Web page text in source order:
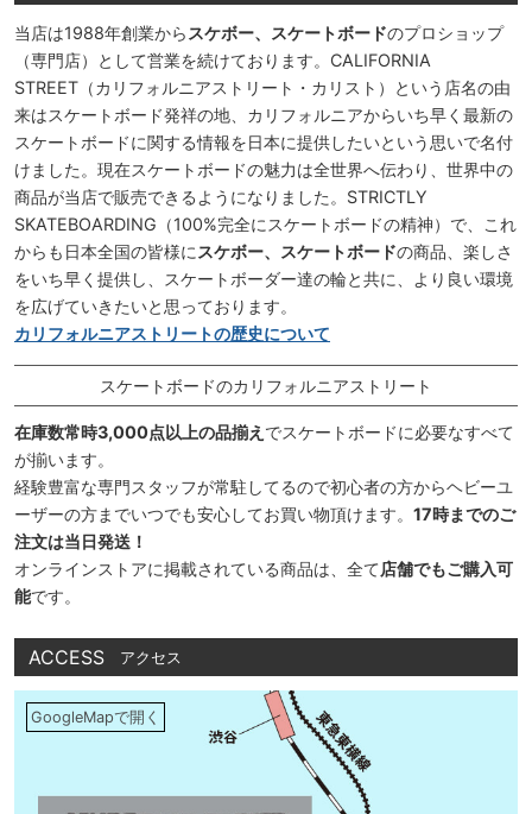
当店は1988年創業から スケボー、スケートボードのプロショップ
（専門店）として営業を続けております。CALIFORNIA
STREET（カリフォルニアストリート・カリスト）という店名の由
来はスケートボード発祥の地、カリフォルニアからいち早く最新の
スケートボードに関する情報を日本に提供したいという思いで名付
けました。現在スケートボードの魅力は全世界へ伝わり、世界中の
商品が当店で販売できるようになりました。STRICTLY
SKATEBOARDING（100%完全にスケートボードの精神）で、これ
からも日本全国の皆様に スケボー、スケートボードの商品、楽しさ
をいち早く提供し、スケートボーダー達の輪と共に、より良い環境
を広げていきたいと思っております。
カリフォルニアストリートの歴史について
スケートボードのカリフォルニアストリート
在庫数常時3,000点以上の品揃え でスケートボードに必要なすべて
が揃います。
経験豊富な専門スタッフが常駐してるので初心者の方からヘビーユ
ーザーの方までいつでも安心してお買い物頂けます。 17時までのご
注文は当日発送！
オンラインストアに掲載されている商品は、全て店舗でもご購入可
能です。
ACCESS アクセス
GoogleMapで開く